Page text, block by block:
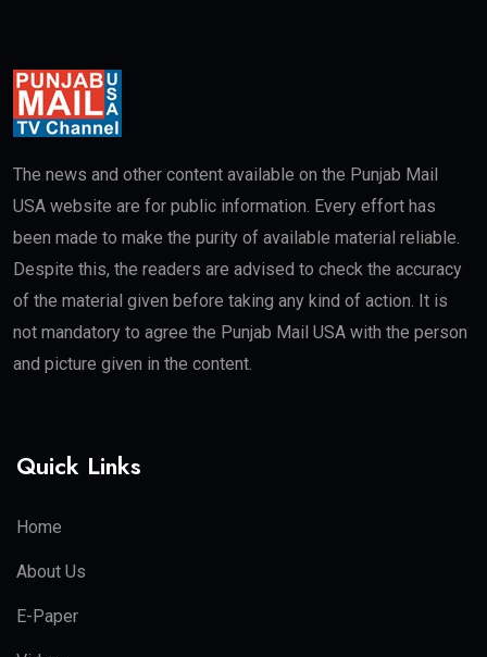
The news and other content available on the Punjab Mail
USA website are for public information. Every effort has
been made to make the purity of available material reliable.
Despite this, the readers are advised to check the accuracy
of the material given before taking any kind of action. It is
not mandatory to agree the Punjab Mail USA with the person
and picture given in the content.
Quick Links
Home
About Us
E-Paper